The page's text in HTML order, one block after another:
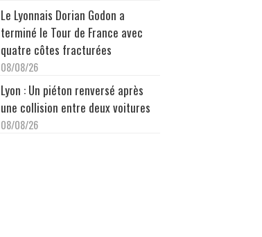
Le Lyonnais Dorian Godon a
terminé le Tour de France avec
quatre côtes fracturées
08/08/26
Lyon : Un piéton renversé après
une collision entre deux voitures
08/08/26